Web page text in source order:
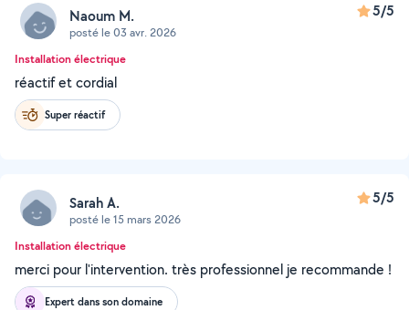
Naoum M.
posté le 03 avr. 2026
5/5
Installation électrique
réactif et cordial
Super réactif
Sarah A.
posté le 15 mars 2026
5/5
Installation électrique
merci pour l'intervention. très professionnel je recommande !
Expert dans son domaine